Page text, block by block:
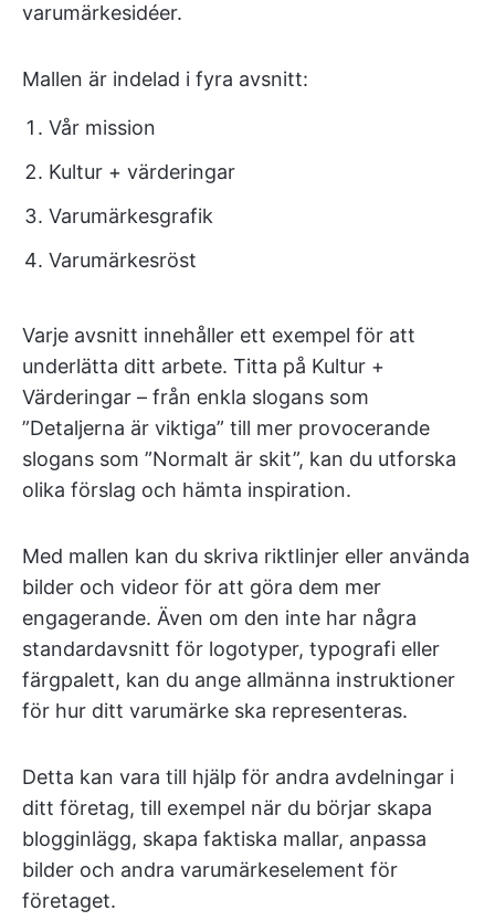
varumärkesidéer.
Mallen är indelad i fyra avsnitt:
Vår mission
Kultur + värderingar
Varumärkesgrafik
Varumärkesröst
Varje avsnitt innehåller ett exempel för att
underlätta ditt arbete. Titta på Kultur +
Värderingar – från enkla slogans som
”Detaljerna är viktiga” till mer provocerande
slogans som ”Normalt är skit”, kan du utforska
olika förslag och hämta inspiration.
Med mallen kan du skriva riktlinjer eller använda
bilder och videor för att göra dem mer
engagerande. Även om den inte har några
standardavsnitt för logotyper, typografi eller
färgpalett, kan du ange allmänna instruktioner
för hur ditt varumärke ska representeras.
Detta kan vara till hjälp för andra avdelningar i
ditt företag, till exempel när du börjar skapa
blogginlägg, skapa faktiska mallar, anpassa
bilder och andra varumärkeselement för
företaget.